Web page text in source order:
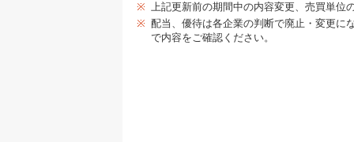
※ 上記更新前の期間中の内容変更、売買単位
※ 配当、優待は各企業の判断で廃止・変更に
で内容をご確認ください。